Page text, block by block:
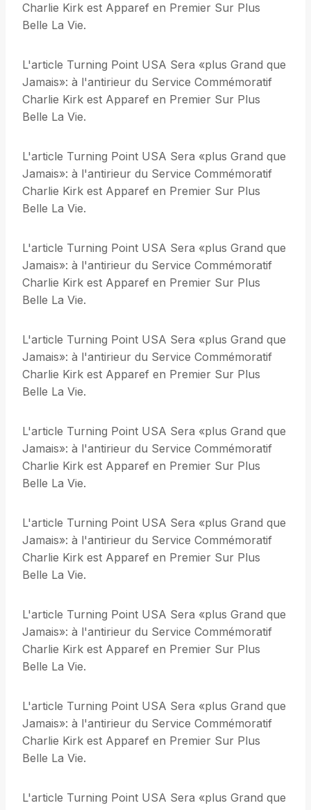
Charlie Kirk est Apparef en Premier Sur Plus
Belle La Vie.
L'article Turning Point USA Sera «plus Grand que
Jamais»: à l'antirieur du Service Commémoratif
Charlie Kirk est Apparef en Premier Sur Plus
Belle La Vie.
L'article Turning Point USA Sera «plus Grand que
Jamais»: à l'antirieur du Service Commémoratif
Charlie Kirk est Apparef en Premier Sur Plus
Belle La Vie.
L'article Turning Point USA Sera «plus Grand que
Jamais»: à l'antirieur du Service Commémoratif
Charlie Kirk est Apparef en Premier Sur Plus
Belle La Vie.
L'article Turning Point USA Sera «plus Grand que
Jamais»: à l'antirieur du Service Commémoratif
Charlie Kirk est Apparef en Premier Sur Plus
Belle La Vie.
L'article Turning Point USA Sera «plus Grand que
Jamais»: à l'antirieur du Service Commémoratif
Charlie Kirk est Apparef en Premier Sur Plus
Belle La Vie.
L'article Turning Point USA Sera «plus Grand que
Jamais»: à l'antirieur du Service Commémoratif
Charlie Kirk est Apparef en Premier Sur Plus
Belle La Vie.
L'article Turning Point USA Sera «plus Grand que
Jamais»: à l'antirieur du Service Commémoratif
Charlie Kirk est Apparef en Premier Sur Plus
Belle La Vie.
L'article Turning Point USA Sera «plus Grand que
Jamais»: à l'antirieur du Service Commémoratif
Charlie Kirk est Apparef en Premier Sur Plus
Belle La Vie.
L'article Turning Point USA Sera «plus Grand que